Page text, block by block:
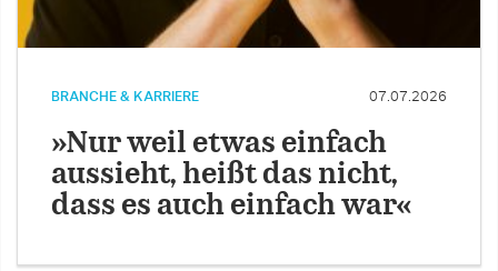
BRANCHE & KARRIERE 07.07.2026
»Nur weil etwas einfach
aussieht, heißt das nicht,
dass es auch einfach war«